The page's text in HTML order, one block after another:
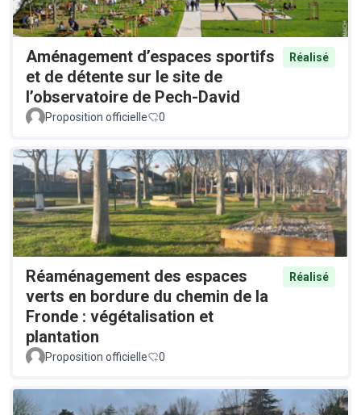
Aménagement d’espaces sportifs
et de détente sur le site de
l’observatoire de Pech-David
Réalisé
Proposition officielle 0
Réaménagement des espaces
verts en bordure du chemin de la
Fronde : végétalisation et
plantation
Réalisé
Proposition officielle 0